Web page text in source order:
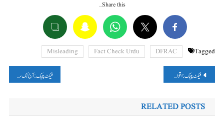
Share this…
Tagged
DFRAC
Fact Check Urdu
Misleading
پوسٹوں
کی
نیویگیشن
فیکٹ چیک : اقوام متحدہ نے عصمت دری کے واقعات پر ہندوستان کو ‘بیمار ذہنیت کا غلام’ نہیں کہا، وائرل دعویٰ فیک ہے فیکٹ چیک: آج تک، زی نیوز سمیت کئی میڈیا چینلز نے رام گوپال مشرا کی پوسٹ مارٹم رپورٹ پر پھیلائیں گمراہ کن معلومات۔
RELATED POSTS